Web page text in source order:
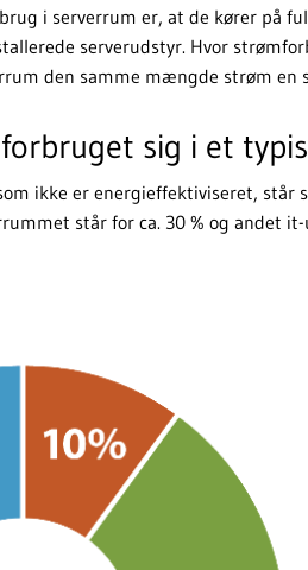
i serverrum er, at de kører på
serverudstyr. Hvor
den samme mængde strøm en
sig i et
ikke er energieffektiviseret, står
står for ca. 30 % og andet